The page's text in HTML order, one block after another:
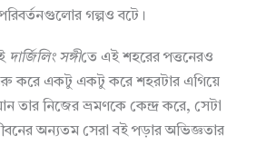
গল্পও বটে।
দার্জিলিং সঙ্গীতে এই শহরের পত্তনেরও
করে একটু একটু করে শহরটার এগিয়ে
তার নিজের ভ্রমণকে কেন্দ্র করে, সেটা
অন্যতম সেরা বই পড়ার অভিজ্ঞতার